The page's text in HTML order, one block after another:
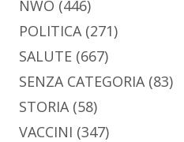
NWO (446)
POLITICA (271)
SALUTE (667)
SENZA CATEGORIA (83)
STORIA (58)
VACCINI (347)